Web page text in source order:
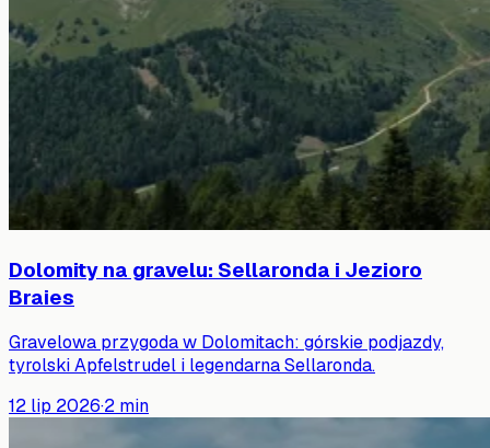
Dolomity na gravelu: Sellaronda i Jezioro
Braies
Gravelowa przygoda w Dolomitach: górskie podjazdy,
tyrolski Apfelstrudel i legendarna Sellaronda.
12 lip 2026·2 min